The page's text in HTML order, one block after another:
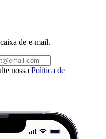
de e-mail.
nossa Política de